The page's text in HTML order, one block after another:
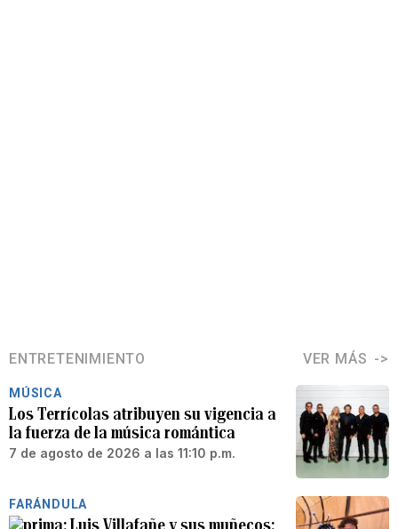
ENTRETENIMIENTO VER MÁS
MÚSICA
Los Terrícolas atribuyen su vigencia a
la fuerza de la música romántica
7 de agosto de 2026 a las 11:10 p.m.
FARÁNDULA
Luis Villafañe y sus muñecos: